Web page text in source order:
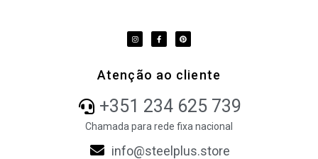
Atenção ao cliente
+351 234 625 739
Chamada para rede fixa nacional
info@steelplus.store